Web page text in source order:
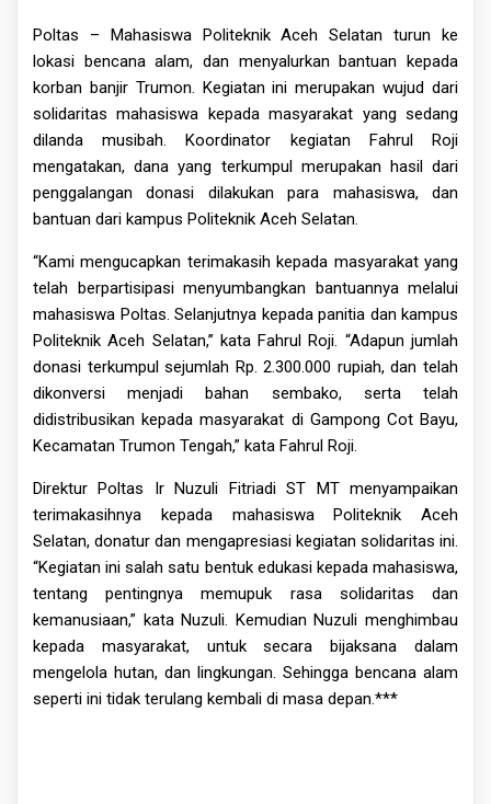
Poltas – Mahasiswa Politeknik Aceh Selatan turun ke
lokasi bencana alam, dan menyalurkan bantuan kepada
korban banjir Trumon. Kegiatan ini merupakan wujud dari
solidaritas mahasiswa kepada masyarakat yang sedang
dilanda musibah. Koordinator kegiatan Fahrul Roji
mengatakan, dana yang terkumpul merupakan hasil dari
penggalangan donasi dilakukan para mahasiswa, dan
bantuan dari kampus Politeknik Aceh Selatan.
“Kami mengucapkan terimakasih kepada masyarakat yang
telah berpartisipasi menyumbangkan bantuannya melalui
mahasiswa Poltas. Selanjutnya kepada panitia dan kampus
Politeknik Aceh Selatan,” kata Fahrul Roji. “Adapun jumlah
donasi terkumpul sejumlah Rp. 2.300.000 rupiah, dan telah
dikonversi menjadi bahan sembako, serta telah
didistribusikan kepada masyarakat di Gampong Cot Bayu,
Kecamatan Trumon Tengah,” kata Fahrul Roji.
Direktur Poltas Ir Nuzuli Fitriadi ST MT menyampaikan
terimakasihnya kepada mahasiswa Politeknik Aceh
Selatan, donatur dan mengapresiasi kegiatan solidaritas ini.
“Kegiatan ini salah satu bentuk edukasi kepada mahasiswa,
tentang pentingnya memupuk rasa solidaritas dan
kemanusiaan,” kata Nuzuli. Kemudian Nuzuli menghimbau
kepada masyarakat, untuk secara bijaksana dalam
mengelola hutan, dan lingkungan. Sehingga bencana alam
seperti ini tidak terulang kembali di masa depan.***